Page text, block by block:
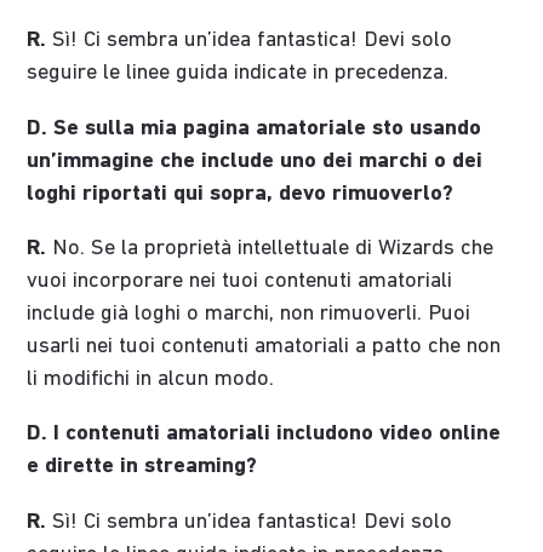
R. Sì! Ci sembra un’idea fantastica! Devi solo
seguire le linee guida indicate in precedenza.
D. Se sulla mia pagina amatoriale sto usando
un’immagine che include uno dei marchi o dei
loghi riportati qui sopra, devo rimuoverlo?
R. No. Se la proprietà intellettuale di Wizards che
vuoi incorporare nei tuoi contenuti amatoriali
include già loghi o marchi, non rimuoverli. Puoi
usarli nei tuoi contenuti amatoriali a patto che non
li modifichi in alcun modo.
D. I contenuti amatoriali includono video online
e dirette in streaming?
R. Sì! Ci sembra un’idea fantastica! Devi solo